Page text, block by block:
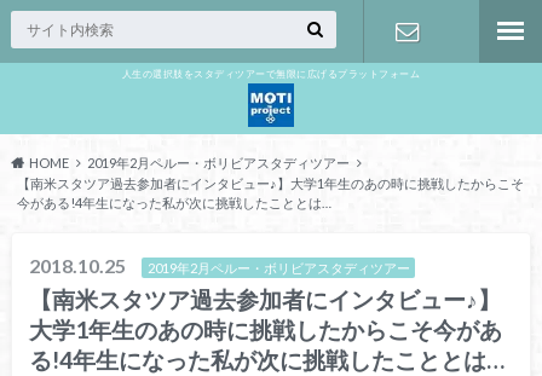
人生の選択肢をスタディツアーで無限に広げるプラットフォーム
HOME
2019年2月ペルー・ボリビアスタディツアー
【南米スタツア過去参加者にインタビュー♪】大学1年生のあの時に挑戦したからこそ
今がある!4年生になった私が次に挑戦したこととは…
2018.10.25 2019年2月ペルー・ボリビアスタディツアー
【南米スタツア過去参加者にインタビュー♪】
大学1年生のあの時に挑戦したからこそ今があ
る!4年生になった私が次に挑戦したこととは…